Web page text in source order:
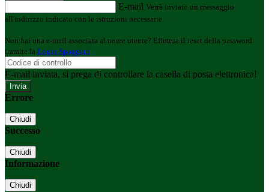
E-mail Verrà inviato un messaggio
all'indirizzo indicato con le istruzioni necessarie.
Non hai una e-mail associata al nome utente? Effettua il reset della password
tramite la Login Spaggiari
E-mail inviata, si prega di controllare la casella di posta elettronica!
Errore
Chiudi
Successo
Chiudi
Informazione
Chiudi